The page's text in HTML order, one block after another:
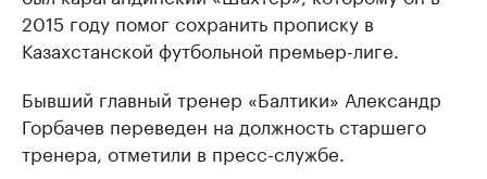
2015 году помог сохранить прописку в
Казахстанской футбольной премьер-лиге.
Бывший главный тренер «Балтики» Александр
Горбачев переведен на должность старшего
тренера, отметили в пресс-службе.